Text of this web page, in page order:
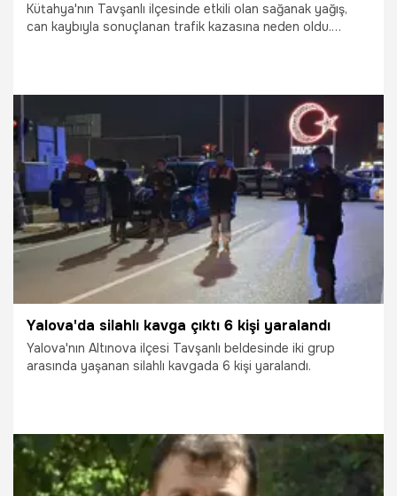
Kütahya'nın Tavşanlı ilçesinde etkili olan sağanak yağış,
can kaybıyla sonuçlanan trafik kazasına neden oldu.
17.04.2026 Gündem
Yalova'da silahlı kavga çıktı 6 kişi yaralandı
Yalova'nın Altınova ilçesi Tavşanlı beldesinde iki grup
arasında yaşanan silahlı kavgada 6 kişi yaralandı.